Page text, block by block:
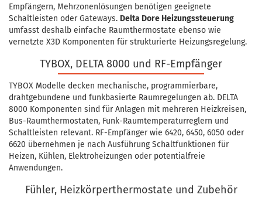
Empfängern, Mehrzonenlösungen benötigen geeignete
Schaltleisten oder Gateways. Delta Dore Heizungssteuerung
umfasst deshalb einfache Raumthermostate ebenso wie
vernetzte X3D Komponenten für strukturierte Heizungsregelung.
TYBOX, DELTA 8000 und RF-Empfänger
TYBOX Modelle decken mechanische, programmierbare,
drahtgebundene und funkbasierte Raumregelungen ab. DELTA
8000 Komponenten sind für Anlagen mit mehreren Heizkreisen,
Bus-Raumthermostaten, Funk-Raumtemperaturreglern und
Schaltleisten relevant. RF-Empfänger wie 6420, 6450, 6050 oder
6620 übernehmen je nach Ausführung Schaltfunktionen für
Heizen, Kühlen, Elektroheizungen oder potentialfreie
Anwendungen.
Fühler, Heizkörperthermostate und Zubehör